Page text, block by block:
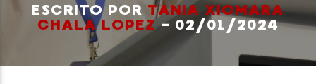
ESCRITO POR TANIA XIOMARA
CHALA LOPEZ- 02/01/2024